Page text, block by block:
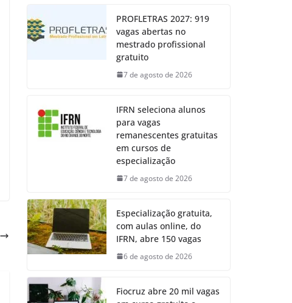
PROFLETRAS 2027: 919
vagas abertas no
mestrado profissional
gratuito
7 de agosto de 2026
IFRN seleciona alunos
para vagas
remanescentes gratuitas
em cursos de
especialização
7 de agosto de 2026
Especialização gratuita,
com aulas online, do
IFRN, abre 150 vagas
6 de agosto de 2026
Fiocruz abre 20 mil vagas